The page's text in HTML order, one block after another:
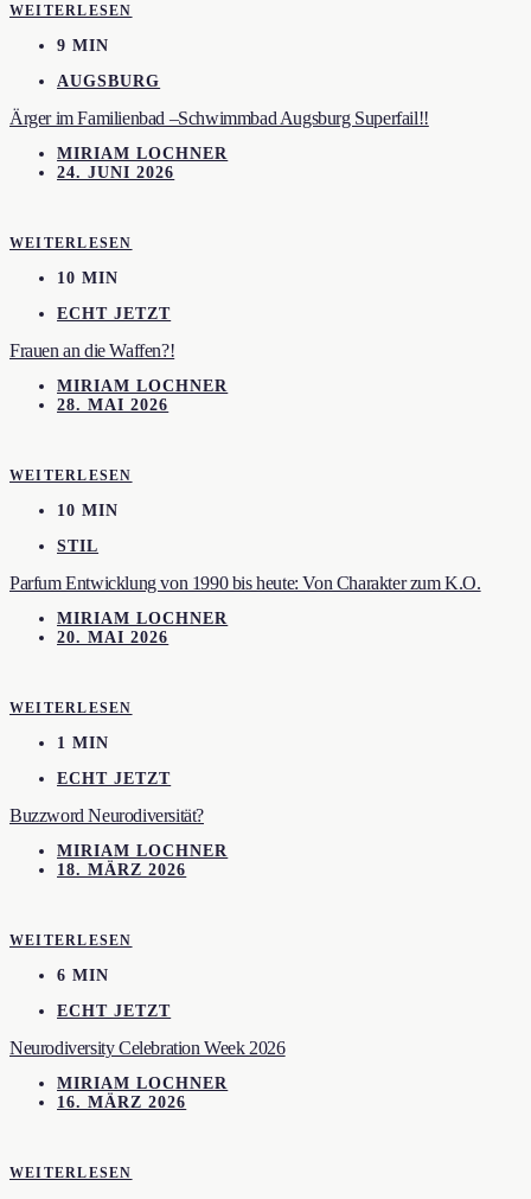
WEITERLESEN
9 MIN
AUGSBURG
Ärger im Familienbad –Schwimmbad Augsburg Superfail!!
MIRIAM LOCHNER
24. JUNI 2026
WEITERLESEN
10 MIN
ECHT JETZT
Frauen an die Waffen?!
MIRIAM LOCHNER
28. MAI 2026
WEITERLESEN
10 MIN
STIL
Parfum Entwicklung von 1990 bis heute: Von Charakter zum K.O.
MIRIAM LOCHNER
20. MAI 2026
WEITERLESEN
1 MIN
ECHT JETZT
Buzzword Neurodiversität?
MIRIAM LOCHNER
18. MÄRZ 2026
WEITERLESEN
6 MIN
ECHT JETZT
Neurodiversity Celebration Week 2026
MIRIAM LOCHNER
16. MÄRZ 2026
WEITERLESEN